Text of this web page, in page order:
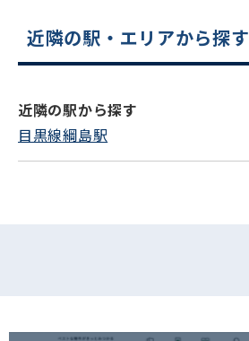
近隣の駅・エリアから探す
近隣の駅から探す
目黒線綱島駅